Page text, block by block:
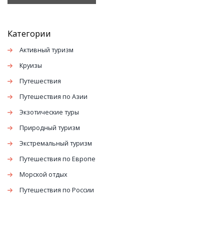
Категории
Активный туризм
Круизы
Путешествия
Путешествия по Азии
Экзотические туры
Природный туризм
Экстремальный туризм
Путешествия по Европе
Морской отдых
Путешествия по России